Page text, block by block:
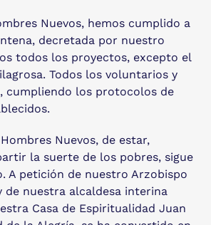
Nuevos, hemos cumplido a
decretada por nuestro
todos los proyectos, excepto el
Todos los voluntarios y
cumpliendo los protocolos de
Nuevos, de estar,
la suerte de los pobres, sigue
A petición de nuestro Arzobispo
de nuestra alcaldesa interina
Casa de Espiritualidad Juan